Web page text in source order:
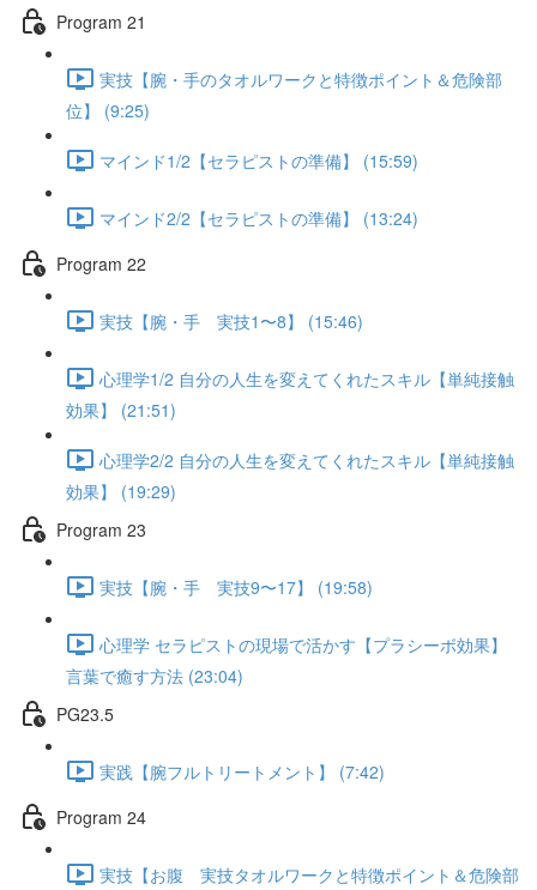
Program 21
実技【腕・手のタオルワークと特徴ポイント＆危険部
位】 (9:25)
マインド1/2【セラピストの準備】 (15:59)
マインド2/2【セラピストの準備】 (13:24)
Program 22
実技【腕・手 実技1〜8】 (15:46)
心理学1/2 自分の人生を変えてくれたスキル【単純接触
効果】 (21:51)
心理学2/2 自分の人生を変えてくれたスキル【単純接触
効果】 (19:29)
Program 23
実技【腕・手 実技9〜17】 (19:58)
心理学 セラピストの現場で活かす【プラシーボ効果】
言葉で癒す方法 (23:04)
PG23.5
実践【腕フルトリートメント】 (7:42)
Program 24
実技【お腹 実技タオルワークと特徴ポイント＆危険部